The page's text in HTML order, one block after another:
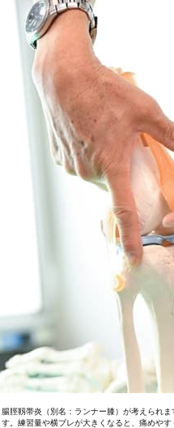
脛靱帯炎（別名：ランナー膝）が考えられ
。練習量や横ブレが大きくなると、痛めやす